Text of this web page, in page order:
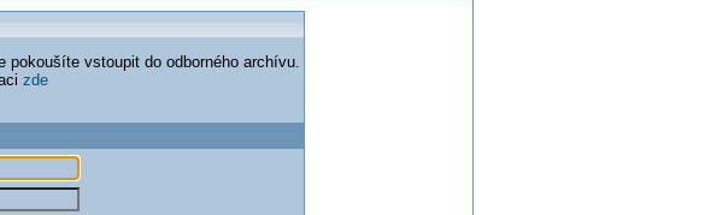
vstoupit do odborného archívu.
zde